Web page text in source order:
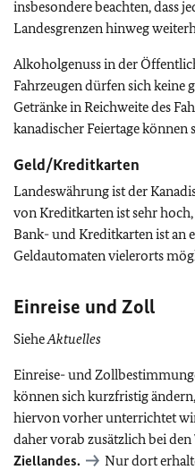
insbesondere beachten, dass
Landesgrenzen hinweg
Alkoholgenuss in der
Fahrzeugen dürfen sich keine
Getränke in Reichweite des
kanadischer Feiertage können
Geld/Kreditkarten
Landeswährung ist der
von Kreditkarten ist sehr
Bank- und Kreditkarten ist an
Geldautomaten vielerorts
Einreise und Zoll
SieheAktuelles
Einreise- und
können sich kurzfristig
hiervon vorher unterrichtet
daher vorab zusätzlich bei den
Ziellandes.
Nur dort